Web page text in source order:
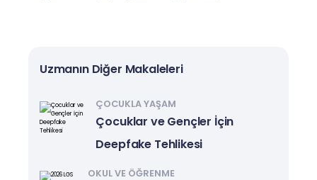
Uzmanın Diğer Makaleleri
ÇOCUKLA YAŞAM
Çocuklar ve Gençler İçin
Deepfake Tehlikesi
OKUL VE ÖĞRENME